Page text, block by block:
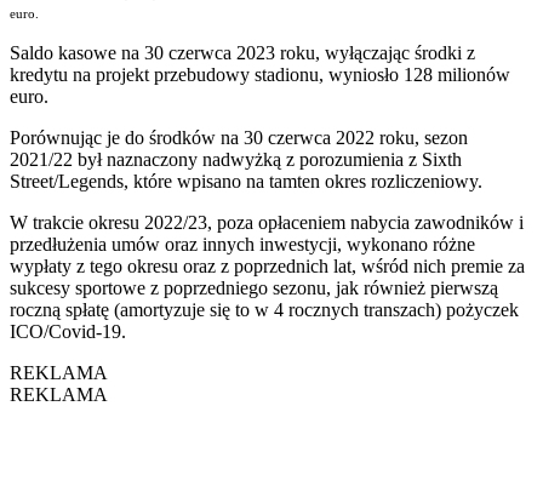
euro.
Saldo kasowe na 30 czerwca 2023 roku, wyłączając środki z
kredytu na projekt przebudowy stadionu, wyniosło 128 milionów
euro.
Porównując je do środków na 30 czerwca 2022 roku, sezon
2021/22 był naznaczony nadwyżką z porozumienia z Sixth
Street/Legends, które wpisano na tamten okres rozliczeniowy.
W trakcie okresu 2022/23, poza opłaceniem nabycia zawodników i
przedłużenia umów oraz innych inwestycji, wykonano różne
wypłaty z tego okresu oraz z poprzednich lat, wśród nich premie za
sukcesy sportowe z poprzedniego sezonu, jak również pierwszą
roczną spłatę (amortyzuje się to w 4 rocznych transzach) pożyczek
ICO/Covid-19.
REKLAMA
REKLAMA